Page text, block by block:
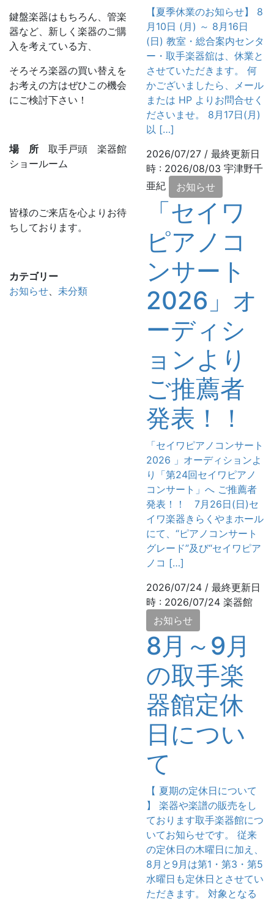
鍵盤楽器はもちろん、管楽
器など、新しく楽器のご購
入を考えている方、
そろそろ楽器の買い替えを
お考えの方はぜひこの機会
にご検討下さい！
場 所 取手戸頭 楽器館
ショールーム
皆様のご来店を心よりお待
ちしております。
カテゴリー
お知らせ
未分類
【夏季休業のお知らせ】 8
月10日 (月) ～ 8月16日
(日) 教室・総合案内センタ
ー・取手楽器舘は、休業と
させていただきます。 何
かございましたら、メール
または HP よりお問合せく
ださいませ。 8月17日(月)
以 […]
2026/07/27 / 最終更新日
時 : 2026/08/03 宇津野千
亜紀
お知らせ
「セイワ
ピアノコ
ンサート
2026」オ
ーディシ
ョンより
ご推薦者
発表！！
「セイワピアノコンサート
2026 」オーディションよ
り「第24回セイワピアノ
コンサート」へ ご推薦者
発表！！ 7月26日(日)セ
イワ楽器きらくやまホール
にて、“ピアノコンサート
グレード”及び“セイワピア
ノコ […]
2026/07/24 / 最終更新日
時 : 2026/07/24 楽器館
お知らせ
8月～9月
の取手楽
器館定休
日につい
て
【 夏期の定休日について
】 楽器や楽譜の販売をし
ております取手楽器館につ
いてお知らせです。 従来
の定休日の木曜日に加え、
8月と9月は第1・第3・第5
水曜日も定休日とさせてい
ただきます。 対象となる